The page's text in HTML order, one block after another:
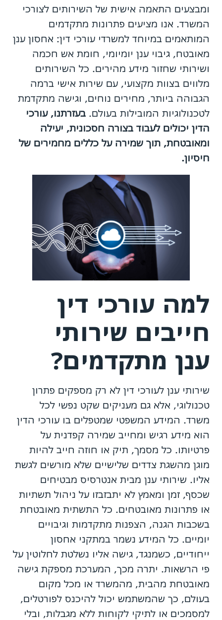
ומבצעים התאמה אישית של השירותים לצורכי
המשרד. אנו מציעים פתרונות מתקדמים
המותאמים במיוחד למשרדי עורכי דין: אחסון ענן
מאובטח, גיבוי ענן יומיומי, חומת אש חכמה
ושירותי שחזור מידע מהירים. כל השירותים
מלווים בצוות מקצועי, עם שירות אישי ברמה
הגבוהה ביותר, מחירים נוחים, וגישה מתקדמת
לטכנולוגיות המובילות בעולם. בעזרתנו, עורכי
הדין יכולים לעבוד בצורה חסכונית, יעילה
ומאובטחת, תוך שמירה על כללים מחמירים של
חיסיון.
למה עורכי דין
חייבים שירותי
ענן מתקדמים?
שירותי ענן לעורכי דין לא רק מספקים פתרון
טכנולוגי, אלא גם מעניקים שקט נפשי לכל
משרד. המידע המשפטי שמטפלים בו עורכי הדין
הוא מידע רגיש ומחייב שמירה קפדנית על
פרטיותו. כל מסמך, תיק או חוזה חייב להיות
מוגן מהשגת צדדים שלישיים שלא מורשים לגשת
אליו. שירותי ענן מבית אנטרסיס מבטיחים
שכסף, זמן ומאמץ לא יתבזבזו על ניהול תשתיות
או פתרונות מאובטחים. כל התשתית מאובטחת
בשכבות הגנה, הצפנות מתקדמות וגיבויים
יומיים. כל המידע נשמר במתקני אחסון
ייחודיים, כשמנגד, גישה אליו נשלטת לחלוטין על
פי הרשאות. יתרה מכך, המערכת מספקת גישה
מאובטחת מהבית, מהמשרד או מכל מקום
בעולם, כך שהמשתמש יכול להיכנס לפורטלים,
למסמכים או לתיקי לקוחות ללא מגבלות, ובלי